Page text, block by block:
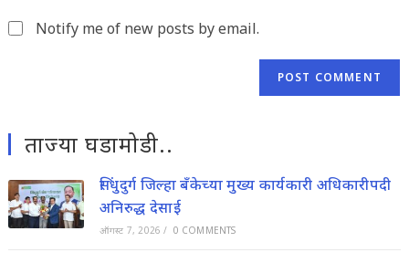
Notify me of new posts by email.
ताज्या घडामोडी..
सिंधुदुर्ग जिल्हा बँकेच्या मुख्य कार्यकारी अधिकारीपदी
अनिरुद्ध देसाई
ऑगस्ट 7, 2026 / 0 COMMENTS